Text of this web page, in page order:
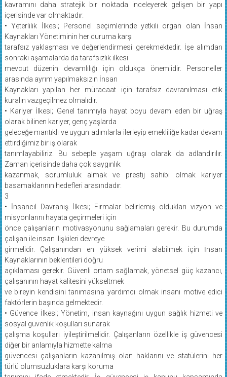
kavramını daha stratejik bir noktada inceleyerek gelişen bir yapı
içerisinde var olmaktadır.
• Yeterlilik İlkesi; Personel seçimlerinde yetkili organ olan İnsan
Kaynakları Yönetiminin her duruma karşı
tarafsız yaklaşması ve değerlendirmesi gerekmektedir. İşe alımdan
sonraki aşamalarda da tarafsızlık ilkesi
mevcut düzenin devamlılığı için oldukça önemlidir. Personeller
arasında ayrım yapılmaksızın İnsan
Kaynakları yapılan her müracaat için tarafsız davranılması etik
kuralın vazgeçilmez olmalıdır.
• Kariyer İlkesi; Genel tanımıyla hayat boyu devam eden bir uğraş
olarak bilinen kariyer, genç yaşlarda
geleceğe mantıklı ve uygun adımlarla ilerleyip emekliliğe kadar devam
ettirdiğimiz bir iş olarak
tanımlayabiliriz. Bu sebeple yaşam uğraşı olarak da adlandırılır.
Zaman içerisinde daha çok saygınlık
kazanmak, sorumluluk almak ve prestij sahibi olmak kariyer
basamaklarının hedefleri arasındadır.
3
• İnsancıl Davranış İlkesi; Firmalar belirlemiş oldukları vizyon ve
misyonlarını hayata geçirmeleri için
önce çalışanların motivasyonunu sağlamaları gerekir. Bu durumda
çalışan ile insan ilişkileri devreye
girmelidir. Çalışanından en yüksek verimi alabilmek için İnsan
Kaynaklarının beklentileri doğru
açıklaması gerekir. Güvenli ortam sağlamak, yönetsel güç kazancı,
çalışanının hayat kalitesini yükseltmek
ve bireyin kendisini tanımasına yardımcı olmak insanı motive edici
faktörlerin başında gelmektedir.
• Güvence İlkesi; Yönetim, insan kaynağını uygun sağlık hizmeti ve
sosyal güvenlik koşulları sunarak
çalışma koşulları iyileştirilmelidir. Çalışanların özellikle iş güvencesi
diğer bir anlamıyla hizmette kalma
güvencesi çalışanların kazanılmış olan haklarını ve statülerini her
türlü olumsuzluklara karşı koruma